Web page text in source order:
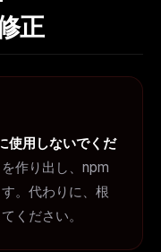
正
使用しないでくだ
作り出し、npm
。代わりに、根
ください。